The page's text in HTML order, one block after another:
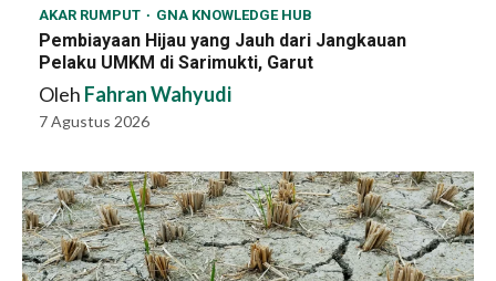
AKAR RUMPUT GNA KNOWLEDGE HUB
Pembiayaan Hijau yang Jauh dari Jangkauan
Pelaku UMKM di Sarimukti, Garut
Oleh Fahran Wahyudi
7 Agustus 2026